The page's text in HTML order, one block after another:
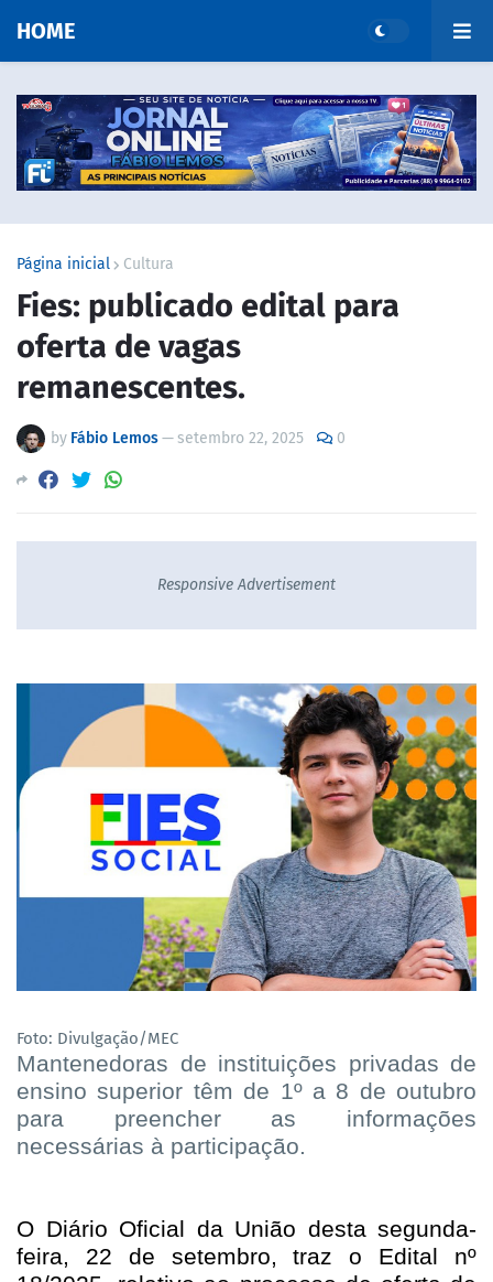
HOME
Página inicial Cultura
Fies: publicado edital para
oferta de vagas
remanescentes.
by Fábio Lemos— setembro 22, 2025 0
Responsive Advertisement
Foto: Divulgação/MEC
Mantenedoras de instituições privadas de
ensino superior têm de 1º a 8 de outubro
para preencher as informações
necessárias à participação.
O Diário Oficial da União desta segunda-
feira, 22 de setembro, traz o Edital nº